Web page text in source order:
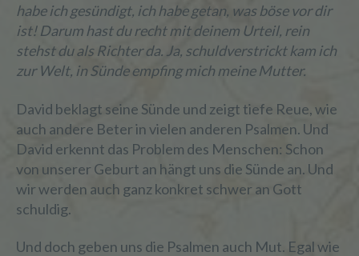
habe ich gesündigt, ich habe getan, was böse vor dir
ist! Darum hast du recht mit deinem Urteil, rein
stehst du als Richter da. Ja, schuldverstrickt kam ich
zur Welt, in Sünde empfing mich meine Mutter.
David beklagt seine Sünde und zeigt tiefe Reue, wie
auch andere Beter in vielen anderen Psalmen. Und
David erkennt das Problem des Menschen: Schon
von unserer Geburt an hängt uns die Sünde an. Und
wir werden auch ganz konkret schwer an Gott
schuldig.
Und doch geben uns die Psalmen auch Mut. Egal wie